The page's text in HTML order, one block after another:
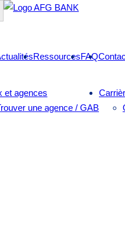
RessourcesFAQ
et agences
une agence / GAB